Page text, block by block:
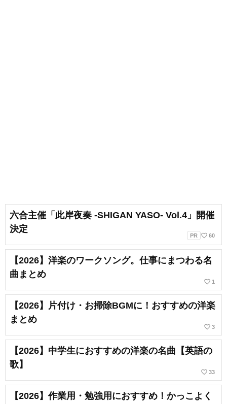
六合主催「此岸夜奏 -SHIGAN YASO- Vol.4」開催
決定
PR favorite_border 60
【2026】洋楽のワークソング。仕事にまつわる名
曲まとめ
favorite_border 1
【2026】片付け・お掃除BGMに！おすすめの洋楽
まとめ
favorite_border 3
【2026】中学生におすすめの洋楽の名曲【英語の
歌】
favorite_border 33
【2026】作業用・勉強用におすすめ！かっこよく